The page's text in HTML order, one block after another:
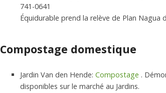
741-0641
Équidurable prend la relève de Plan Nagua
Compostage domestique
Jardin Van den Hende: Compostage .
disponibles sur le marché au Jardins.